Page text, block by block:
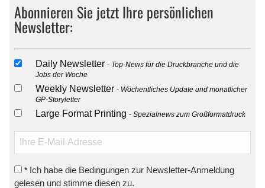
Abonnieren Sie jetzt Ihre persönlichen
Newsletter:
Daily Newsletter
Top-News für die Druckbranche und die
Jobs der Woche
Weekly Newsletter
Wöchentliches Update und monatlicher
GP-Storyletter
Large Format Printing Spezialnews zum Großformatdruck
* Ich habe die Bedingungen zur Newsletter-Anmeldung
gelesen und stimme diesen zu.